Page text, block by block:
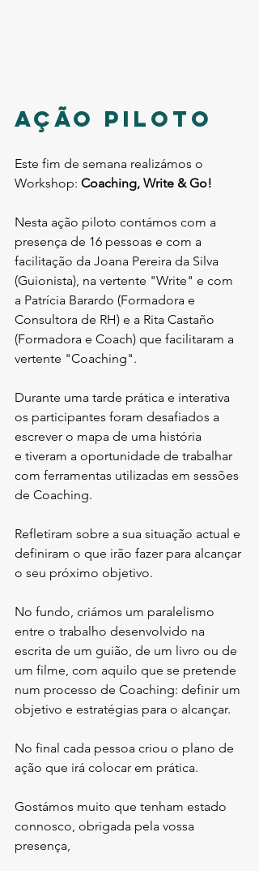
Ação piloto
Este fim de semana realizámos o
Workshop: Coaching, Write & Go!
Nesta ação piloto contámos com a
presença de 16 pessoas e com a
facilitação da Joana Pereira da Silva
(Guionista), na vertente "Write" e com
a Patrícia Barardo (Formadora e
Consultora de RH) e a Rita Castaño
(Formadora e Coach) que facilitaram a
vertente "Coaching".
Durante uma tarde prática e interativa
os participantes foram desafiados a
escrever o mapa de uma história
e tiveram a oportunidade de trabalhar
com ferramentas utilizadas em sessões
de Coaching.
Refletiram sobre a sua situação actual e
definiram o que irão fazer para alcançar
o seu próximo objetivo.
No fundo, criámos um paralelismo
entre o trabalho desenvolvido na
escrita de um guião, de um livro ou de
um filme, com aquilo que se pretende
num processo de Coaching: definir um
objetivo e estratégias para o alcançar.
No final cada pessoa criou o plano de
ação que irá colocar em prática.
Gostámos muito que tenham estado
connosco, obrigada pela vossa
presença,